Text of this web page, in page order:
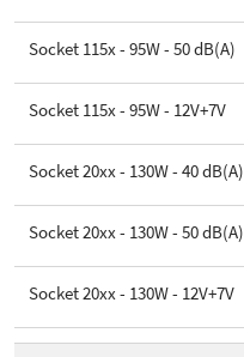
Socket SP3/TR4
Gewicht
Fan aansluiting
Socket 115x - 95W - 50 dB(A)
Socket 115x - 95W - 12V+7V
Socket 20xx - 130W - 40 dB(A)
Socket 20xx - 130W - 50 dB(A)
Socket 20xx - 130W - 12V+7V